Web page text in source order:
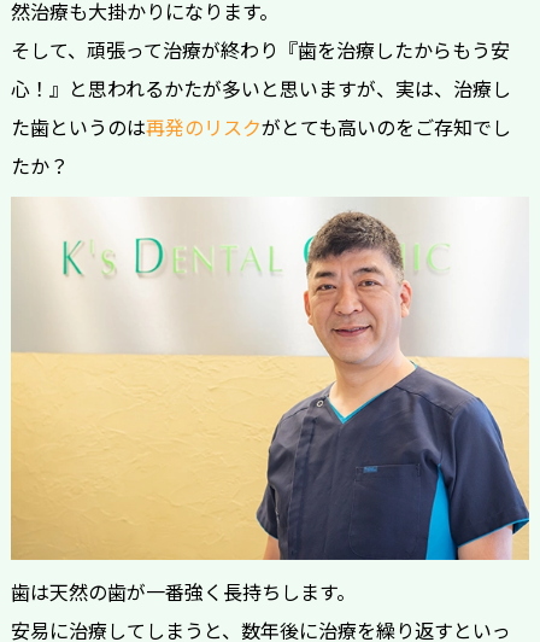
然治療も大掛かりになります。
そして、頑張って治療が終わり『歯を治療したからもう安
心！』と思われるかたが多いと思いますが、実は、治療し
た歯というのは再発のリスクがとても高いのをご存知でし
たか？
歯は天然の歯が一番強く長持ちします。
安易に治療してしまうと、数年後に治療を繰り返すといっ